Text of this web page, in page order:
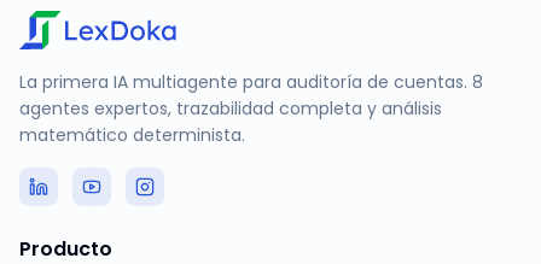
La primera IA multiagente para auditoría de cuentas. 8
agentes expertos, trazabilidad completa y análisis
matemático determinista.
Producto